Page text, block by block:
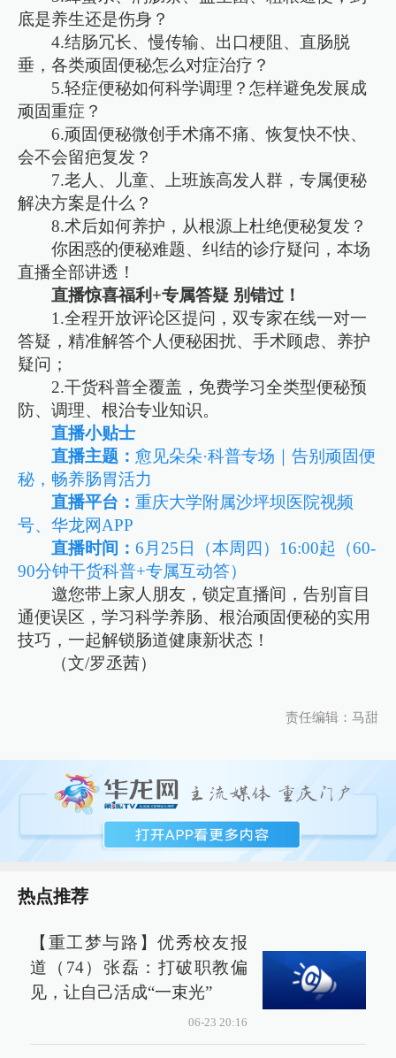
底是养生还是伤身？
4.结肠冗长、慢传输、出口梗阻、直肠脱
垂，各类顽固便秘怎么对症治疗？
5.轻症便秘如何科学调理？怎样避免发展成
顽固重症？
6.顽固便秘微创手术痛不痛、恢复快不快、
会不会留疤复发？
7.老人、儿童、上班族高发人群，专属便秘
解决方案是什么？
8.术后如何养护，从根源上杜绝便秘复发？
你困惑的便秘难题、纠结的诊疗疑问，本场
直播全部讲透！
直播惊喜福利+专属答疑 别错过！
1.全程开放评论区提问，双专家在线一对一
答疑，精准解答个人便秘困扰、手术顾虑、养护
疑问；
2.干货科普全覆盖，免费学习全类型便秘预
防、调理、根治专业知识。
直播小贴士
直播主题：愈见朵朵·科普专场｜告别顽固便
秘，畅养肠胃活力
直播平台：重庆大学附属沙坪坝医院视频
号、华龙网APP
直播时间：6月25日（本周四）16:00起（60-
90分钟干货科普+专属互动答）
邀您带上家人朋友，锁定直播间，告别盲目
通便误区，学习科学养肠、根治顽固便秘的实用
技巧，一起解锁肠道健康新状态！
（文/罗丞茜）
责任编辑：马甜
热点推荐
【重工梦与路】优秀校友报
道（74）张磊：打破职教偏
见，让自己活成“一束光”
06-23 20:16